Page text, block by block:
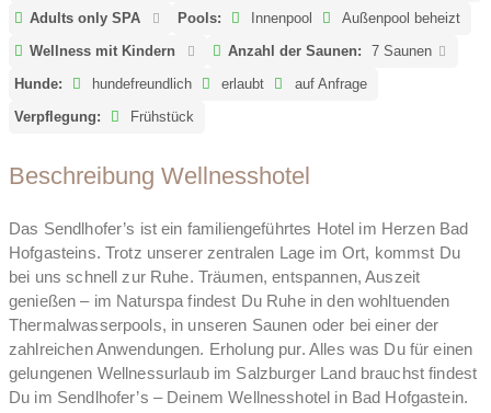
Adults only SPA
Pools: Innenpool
Außenpool beheizt
Wellness mit Kindern
Anzahl der Saunen:
7 Saunen
Hunde:
hundefreundlich erlaubt
auf Anfrage
Verpflegung:
Frühstück
Beschreibung Wellnesshotel
Das Sendlhofer’s ist ein familiengeführtes Hotel im Herzen Bad
Hofgasteins. Trotz unserer zentralen Lage im Ort, kommst Du
bei uns schnell zur Ruhe. Träumen, entspannen, Auszeit
genießen – im Naturspa findest Du Ruhe in den wohltuenden
Thermalwasserpools, in unseren Saunen oder bei einer der
zahlreichen Anwendungen. Erholung pur. Alles was Du für einen
gelungenen Wellnessurlaub im Salzburger Land brauchst findest
Du im Sendlhofer’s – Deinem Wellnesshotel in Bad Hofgastein.